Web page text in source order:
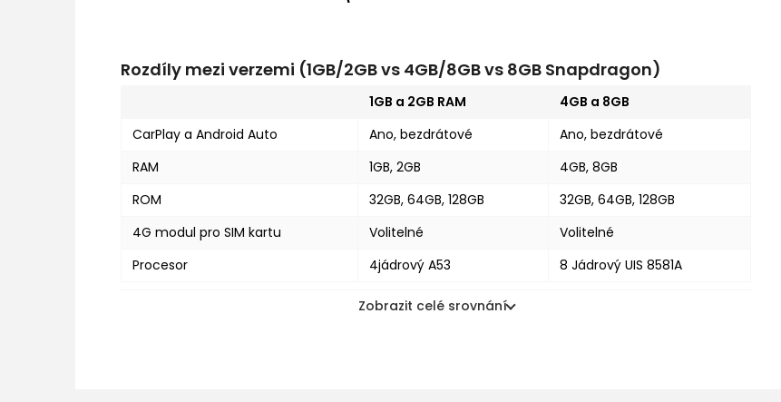
Rozdíly mezi verzemi (1GB/2GB vs 4GB/8GB vs 8GB Snapdragon)
1GB a 2GB RAM
4GB a 8GB
CarPlay a Android Auto
Ano, bezdrátové
Ano, bezdrátové
RAM
1GB, 2GB
4GB, 8GB
ROM
32GB, 64GB, 128GB
32GB, 64GB, 128GB
4G modul pro SIM kartu
Volitelné
Volitelné
Procesor
4jádrový A53 8 Jádrový UIS 8581A
Zobrazit celé srovnání